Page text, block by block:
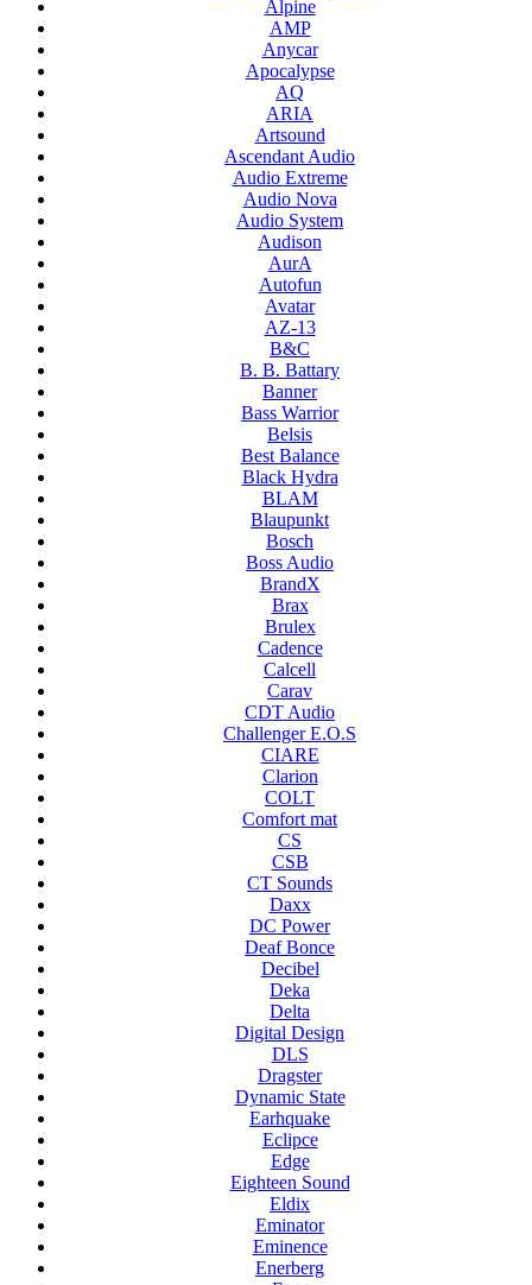
Alpine
AMP
Anycar
Apocalypse
AQ
ARIA
Artsound
Ascendant Audio
Audio Extreme
Audio Nova
Audio System
Audison
AurA
Autofun
Avatar
AZ-13
B&C
B. B. Battary
Banner
Bass Warrior
Belsis
Best Balance
Black Hydra
BLAM
Blaupunkt
Bosch
Boss Audio
BrandX
Brax
Brulex
Cadence
Calcell
Carav
CDT Audio
Challenger E.O.S
CIARE
Clarion
COLT
Comfort mat
CS
CSB
CT Sounds
Daxx
DC Power
Deaf Bonce
Decibel
Deka
Delta
Digital Design
DLS
Dragster
Dynamic State
Earhquake
Eclipce
Edge
Eighteen Sound
Eldix
Eminator
Eminence
Enerberg